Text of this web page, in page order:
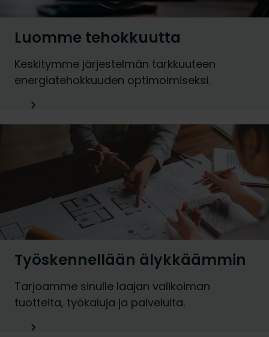
Luomme tehokkuutta
Keskitymme järjestelmän tarkkuuteen
energiatehokkuuden optimoimiseksi.
Työskennellään älykkäämmin
Tarjoamme sinulle laajan valikoiman
tuotteita, työkaluja ja palveluita.